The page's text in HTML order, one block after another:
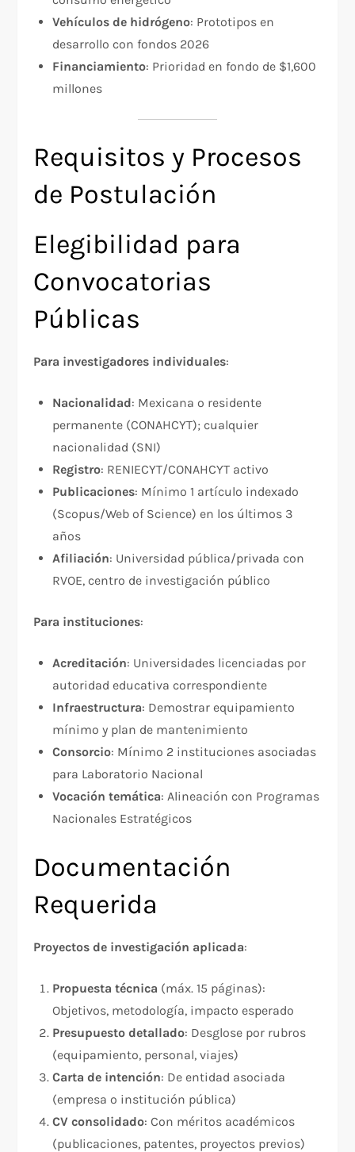
Vehículos de hidrógeno: Prototipos en
desarrollo con fondos 2026​
Financiamiento: Prioridad en fondo de $1,600
millones​
Requisitos y Procesos
de Postulación
Elegibilidad para
Convocatorias
Públicas
Para investigadores individuales:​
Nacionalidad: Mexicana o residente
permanente (CONAHCYT); cualquier
nacionalidad (SNI)
Registro: RENIECYT/CONAHCYT activo
Publicaciones: Mínimo 1 artículo indexado
(Scopus/Web of Science) en los últimos 3
años
Afiliación: Universidad pública/privada con
RVOE, centro de investigación público
Para instituciones:​
Acreditación: Universidades licenciadas por
autoridad educativa correspondiente
Infraestructura: Demostrar equipamiento
mínimo y plan de mantenimiento
Consorcio: Mínimo 2 instituciones asociadas
para Laboratorio Nacional
Vocación temática: Alineación con Programas
Nacionales Estratégicos
Documentación
Requerida
Proyectos de investigación aplicada:​
Propuesta técnica (máx. 15 páginas):
Objetivos, metodología, impacto esperado
Presupuesto detallado: Desglose por rubros
(equipamiento, personal, viajes)
Carta de intención: De entidad asociada
(empresa o institución pública)
CV consolidado: Con méritos académicos
(publicaciones, patentes, proyectos previos)